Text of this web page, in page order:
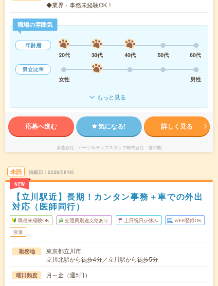
◆業界・事務未経験OK！
職場の雰囲気
年齢層
20代
30代 40代 50代
60代
男女比率
女性
男性
もっと見る
応募へ進む 気になる! 詳しく見る
派遣会社 パーソルテンプスタッフ株式会社 首都圏
未読
NEW
掲載日 2026/08/05
【立川駅近】長期！カンタン事務＋車での外出
対応（医師同行）
職種未経験OK 交通費別途支給あり 土日祝日が休み WEB登録OK
派遣
勤務地
東京都立川市
立川北駅から徒歩4分／立川駅から徒歩5分
曜日頻度 月～金（週5日）